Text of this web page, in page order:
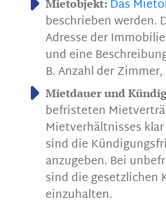
Mietobjekt: Das
beschrieben werden.
Adresse der
und eine
B. Anzahl der Zimmer,
Mietdauer und
befristeten
Mietverhältnisses
sind die
anzugeben. Bei
sind die gesetzlichen
einzuhalten.